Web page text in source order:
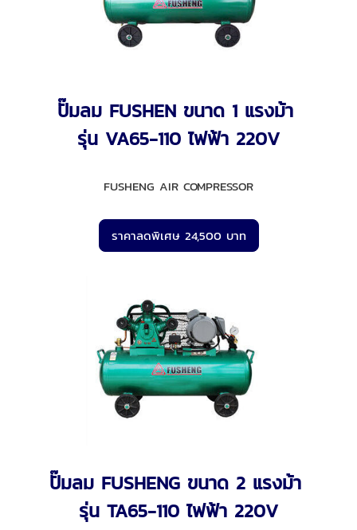
ปั๊มลม FUSHEN ขนาด 1 แรงม้า
รุ่น VA65-110 ไฟฟ้า 220V
FUSHENG AIR COMPRESSOR
ราคาลดพิเศษ 24,500 บาท
ปั๊มลม FUSHENG ขนาด 2 แรงม้า
รุ่น TA65-110 ไฟฟ้า 220V